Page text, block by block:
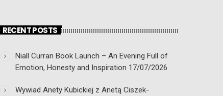
RECENT POSTS
Niall Curran Book Launch – An Evening Full of
Emotion, Honesty and Inspiration 17/07/2026
Wywiad Anety Kubickiej z Anetą Ciszek-